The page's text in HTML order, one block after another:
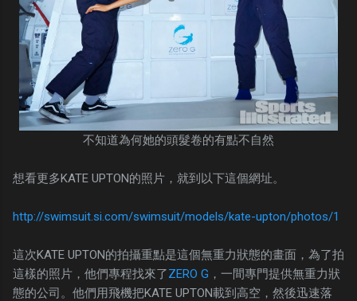
不知道為何她的頭髮卷的有點不自然
想看更多KATE UPTON的照片，就到以下這個網址。
http://swimsuit.si.com/swimsuit/models/kate-upton/photos/1
這次KATE UPTON的拍攝重點是這個無重力狀態的畫面，為了拍
這樣的照片，他們專程找來了ZERO G ，一間專門提供無重力狀
態的公司。他們用飛機把KATE UPTON載到高空，然後迅速落